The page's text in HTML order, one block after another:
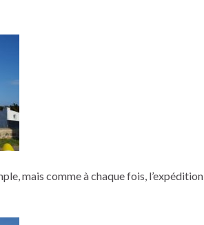
mais comme à chaque fois, l’expédition